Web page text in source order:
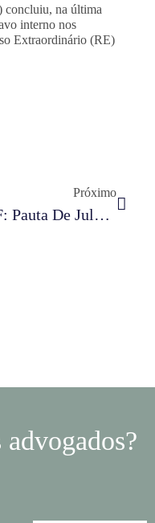
concluiu, na última
interno nos
Extraordinário (RE)
Próximo
STF: Pauta De Julgamentos Do Pleno – 12/08/2021
advogados?